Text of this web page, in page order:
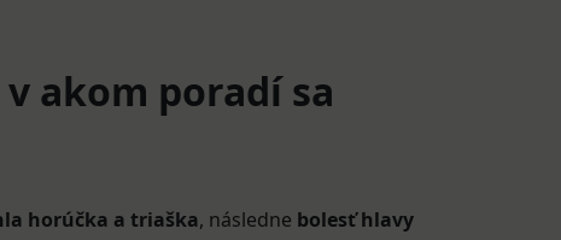
akom poradí sa
horúčka a triaška, následne bolesť hlavy